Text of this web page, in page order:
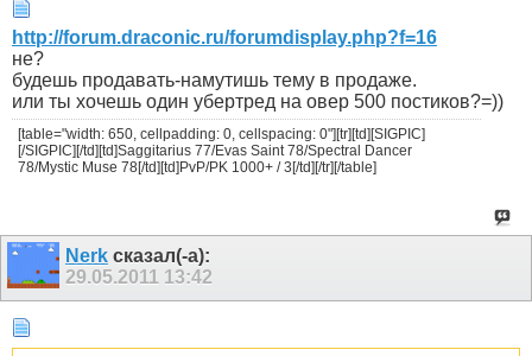
http://forum.draconic.ru/forumdisplay.php?f=16
не?
будешь продавать-намутишь тему в продаже.
или ты хочешь один убертред на овер 500 постиков?=))
[table="width: 650, cellpadding: 0, cellspacing: 0"][tr][td][SIGPIC]
[/SIGPIC][/td][td]Saggitarius 77/Evas Saint 78/Spectral Dancer
78/Mystic Muse 78[/td][td]PvP/PK 1000+ / 3[/td][/tr][/table]
Nerk сказал(-а):
29.05.2011 13:42